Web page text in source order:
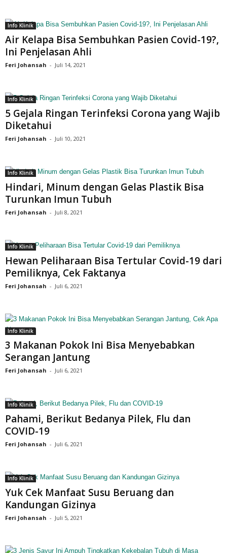
Info Klinik
Air Kelapa Bisa Sembuhkan Pasien Covid-19?,
Ini Penjelasan Ahli
Feri Johansah - Juli 14, 2021
Info Klinik
5 Gejala Ringan Terinfeksi Corona yang Wajib
Diketahui
Feri Johansah - Juli 10, 2021
Info Klinik
Hindari, Minum dengan Gelas Plastik Bisa
Turunkan Imun Tubuh
Feri Johansah - Juli 8, 2021
Info Klinik
Hewan Peliharaan Bisa Tertular Covid-19 dari
Pemiliknya, Cek Faktanya
Feri Johansah - Juli 6, 2021
Info Klinik
3 Makanan Pokok Ini Bisa Menyebabkan
Serangan Jantung
Feri Johansah - Juli 6, 2021
Info Klinik
Pahami, Berikut Bedanya Pilek, Flu dan
COVID-19
Feri Johansah - Juli 6, 2021
Info Klinik
Yuk Cek Manfaat Susu Beruang dan
Kandungan Gizinya
Feri Johansah - Juli 5, 2021